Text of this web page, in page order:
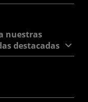
nuestras
destacadas